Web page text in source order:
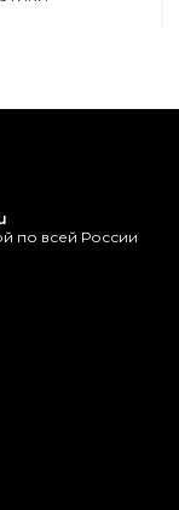
по всей России